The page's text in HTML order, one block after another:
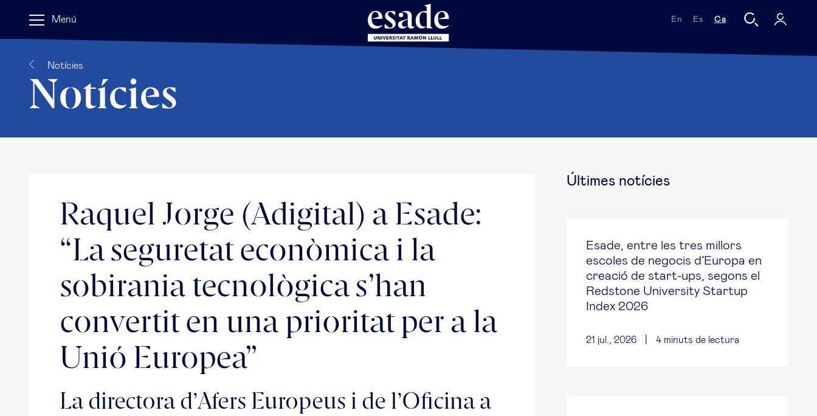
En Es Ca
Menú
Notícies
Notícies
Raquel Jorge (Adigital) a Esade:
“La seguretat econòmica i la
sobirania tecnològica s’han
convertit en una prioritat per a la
Unió Europea”
La directora d’Afers Europeus i de l’Oficina a
Últimes notícies
Esade, entre les tres millors
escoles de negocis d’Europa en
creació de start-ups, segons el
Redstone University Startup
Index 2026
21 jul., 2026 4 minuts de lectura